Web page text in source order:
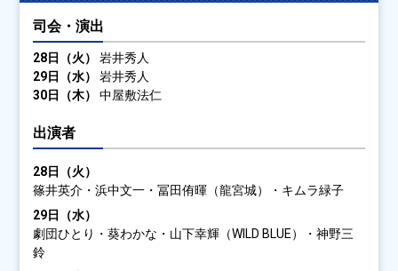
司会・演出
28日（火）
岩井秀人
29日（水）
岩井秀人
30日（木）
中屋敷法仁
出演者
28日（火）
篠井英介・浜中文一・冨田侑暉（龍宮城）・キムラ緑子
29日（水）
劇団ひとり・葵わかな・山下幸輝（WILD BLUE）・神野三
鈴